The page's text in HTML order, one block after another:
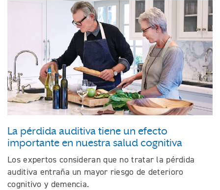
La pérdida auditiva tiene un efecto
importante en nuestra salud cognitiva
Los expertos consideran que no tratar la pérdida
auditiva entraña un mayor riesgo de deterioro
cognitivo y demencia.